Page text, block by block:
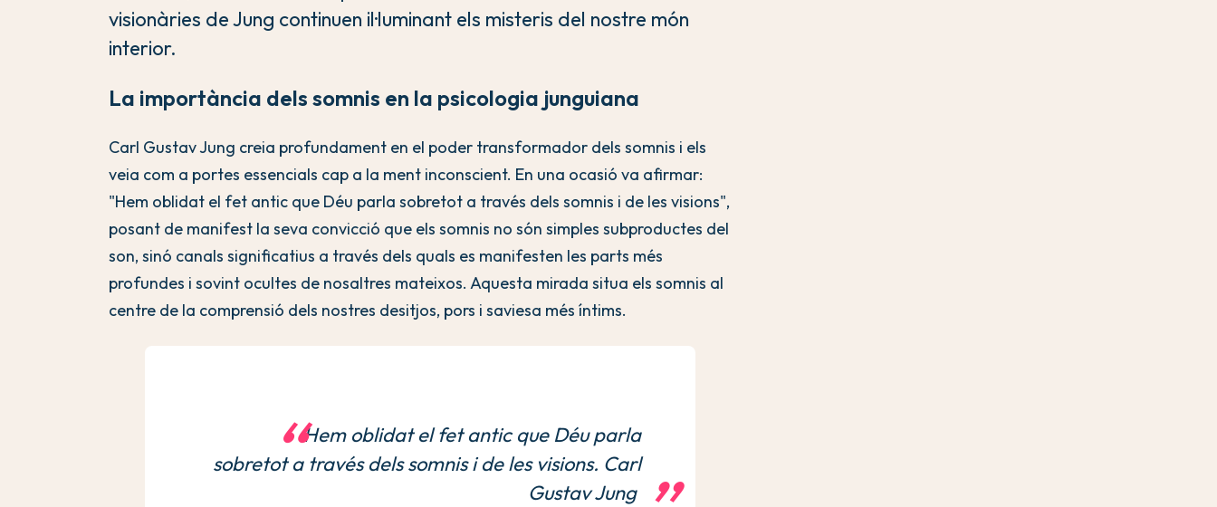
visionàries de Jung continuen il·luminant els misteris del nostre món
interior.
La importància dels somnis en la psicologia junguiana
Carl Gustav Jung creia profundament en el poder transformador dels somnis i els
veia com a portes essencials cap a la ment inconscient. En una ocasió va afirmar:
"Hem oblidat el fet antic que Déu parla sobretot a través dels somnis i de les visions",
posant de manifest la seva convicció que els somnis no són simples subproductes del
son, sinó canals significatius a través dels quals es manifesten les parts més
profundes i sovint ocultes de nosaltres mateixos. Aquesta mirada situa els somnis al
centre de la comprensió dels nostres desitjos, pors i saviesa més íntims.
Hem oblidat el fet antic que Déu parla
sobretot a través dels somnis i de les visions. Carl
Gustav Jung